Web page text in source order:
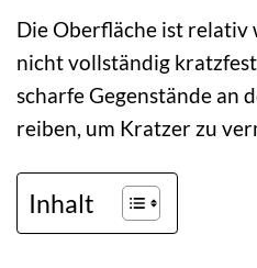
Die Oberfläche ist relativ
nicht vollständig
scharfe Gegenstände an
reiben, um Kratzer zu
Inhalt